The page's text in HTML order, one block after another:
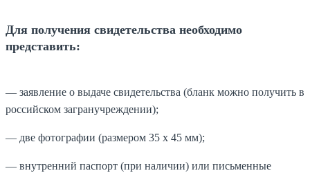
Для получения свидетельства необходимо
представить:
— заявление о выдаче свидетельства (бланк можно получить в
российском загранучреждении);
— две фотографии (размером 35 x 45 мм);
— внутренний паспорт (при наличии) или письменные